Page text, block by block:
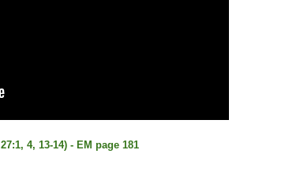
4, 13-14) - EM page 181